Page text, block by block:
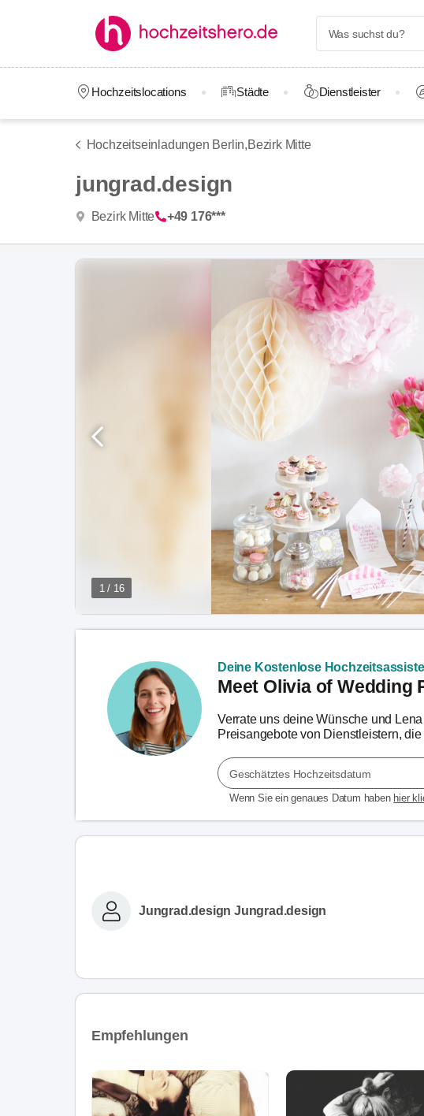
Hochzeitslocations Städte Dienstleister
Hochzeitseinladungen Berlin,Bezirk Mitte
jungrad.design
Bezirk Mitte +49 176***
1 / 16
Deine Kostenlose
Meet Olivia of Wedding
Verrate uns deine Wünsche und
Preisangebote von Dienstleistern,
Geschätztes Hochzeitsdatum
Wenn Sie ein genaues Datum haben hier
Jungrad.design Jungrad.design
Empfehlungen